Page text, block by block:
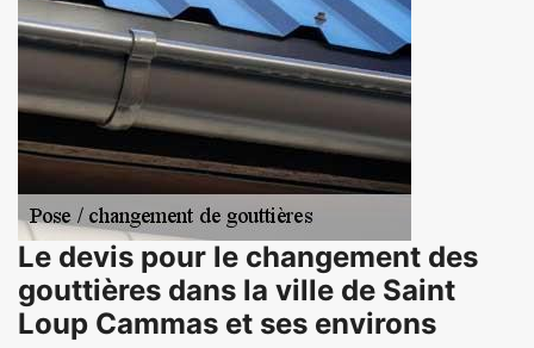
Le devis pour le changement des
gouttières dans la ville de Saint
Loup Cammas et ses environs